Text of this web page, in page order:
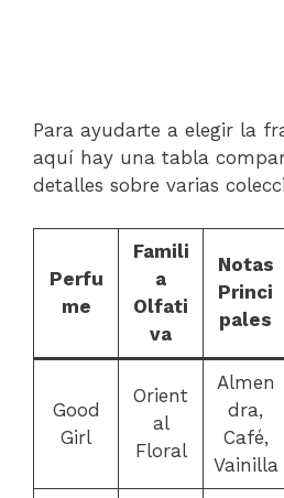
Para ayudarte a elegir la
aquí hay una tabla
detalles sobre varias
Perfu
me
Famili
a
Olfati
va
Notas
Princi
pales
Good
Girl
Orient
al
Floral
Almen
dra,
Café,
Vainilla